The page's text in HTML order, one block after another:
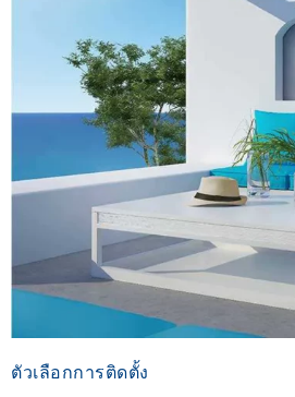
ตัวเลือกการติดตั้ง